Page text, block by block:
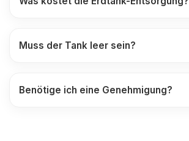
Muss der Tank leer sein?
Benötige ich eine Genehmigung?